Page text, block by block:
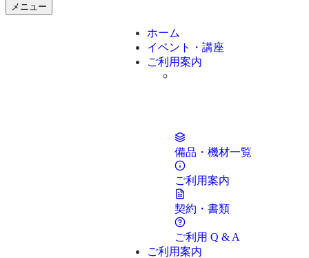
メニュー
ホーム
イベント・講座
ご利用案内
備品・機材一覧
ご利用案内
契約・書類
ご利用 Q & A
ご利用案内